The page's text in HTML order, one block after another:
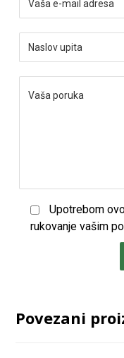
Upotrebom
rukovanje vašim
Povezani